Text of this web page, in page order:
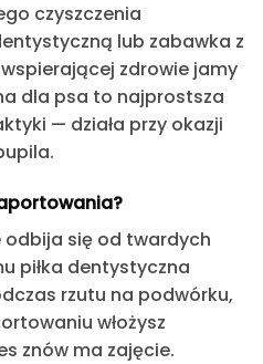
czyszczenia
lub zabawka z
zdrowie jamy
dla psa to najprostsza
— działa przy okazji
odbija się od twardych
piłka dentystyczna
rzutu na podwórku,
włożysz
znów ma zajęcie.